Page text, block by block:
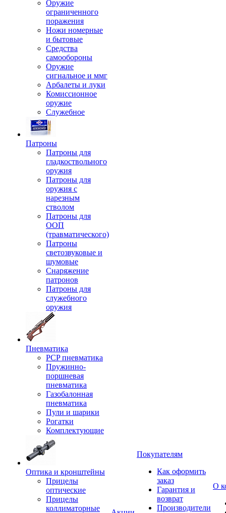
Оружие
ограниченного
поражения
Ножи номерные
и бытовые
Средства
самообороны
Оружие
сигнальное и ммг
Арбалеты и луки
Комиссионное
оружие
Служебное
Патроны
Патроны для
гладкоствольного
оружия
Патроны для
оружия с
нарезным
стволом
Патроны для
ООП
(травматического)
Патроны
светозвуковые и
шумовые
Снаряжение
патронов
Патроны для
служебного
оружия
Пневматика
PCP пневматика
Пружинно-
поршневая
пневматика
Газобалонная
пневматика
Пули и шарики
Рогатки
Комплектующие
Оптика и кронштейны
Прицелы
оптические
Прицелы
коллиматорные
Покупателям
Как оформить
заказ
Гарантия и
возврат
Производители
О